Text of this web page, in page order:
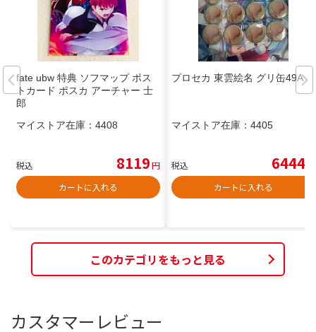
fate ubw 特典 ソフマップ ポス
トカード ポスカ アーチャー 士
郎
マイストア在庫： 4408
税込 8119円
カートに入れる
プロセカ 東雲絵名 グリ缶49A
マイストア在庫： 4405
税込 6444
カートに入れる
このカテゴリをもっと見る
カスタマーレビュー